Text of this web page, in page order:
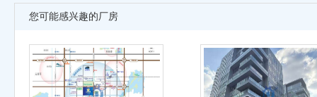
您可能感兴趣的厂房